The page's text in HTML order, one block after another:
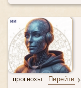
прогнозы.
Перейти